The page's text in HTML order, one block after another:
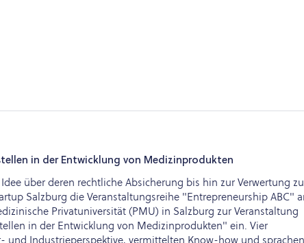
in der Entwicklung von Medizinprodukten
über deren rechtliche Absicherung bis hin zur Verwertung zu
Salzburg die Veranstaltungsreihe "Entrepreneurship ABC"
Privatuniversität (PMU) in Salzburg zur Veranstaltung
in der Entwicklung von Medizinprodukten" ein. Vier
und Industrieperspektive, vermittelten Know-how und sprachen